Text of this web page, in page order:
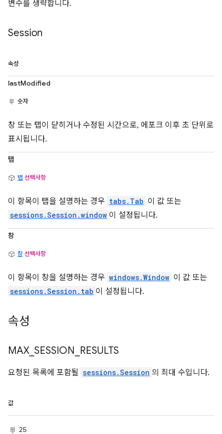
변수를 생략합니다.
Session
속성
lastModified
숫자
창 또는 탭이 닫히거나 수정된 시간으로, 에포크 이후 초 단위로
표시됩니다.
탭
탭 선택사항
이 항목이 탭을 설명하는 경우 tabs.Tab 이 값 또는
sessions.Session.window 이 설정됩니다.
창
창 선택사항
이 항목이 창을 설명하는 경우 windows.Window 이 값 또는
sessions.Session.tab 이 설정됩니다.
속성
MAX SESSION RESULTS
요청된 목록에 포함될 sessions.Session 의 최대 수입니다.
값
25